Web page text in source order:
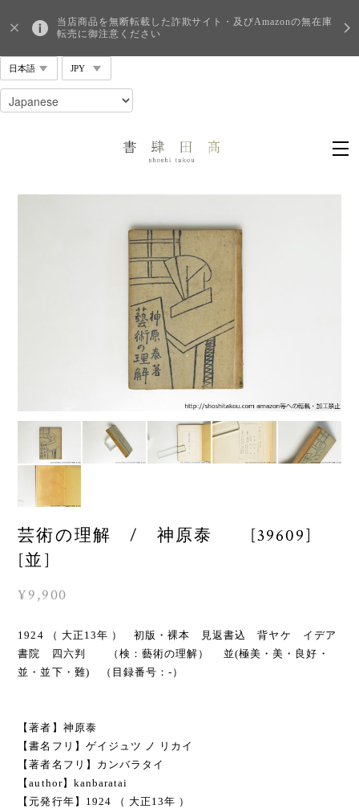
当店商品を無断転載した詐欺サイト・及びAmazonの無在庫
転売に御注意ください
芸術の理解 / 神原泰 [39609]
[並]
¥9,900
1924 （ 大正13年 ） 初版・裸本 見返書込 背ヤケ イデア
書院 四六判 （検：藝術の理解） 並(極美・美・良好・
並・並下・難) （目録番号：-）
【著者】神原泰
【書名フリ】ゲイジュツ ノ リカイ
【著者名フリ】カンバラタイ
【author】kanbaratai
【元発行年】1924 （ 大正13年 ）